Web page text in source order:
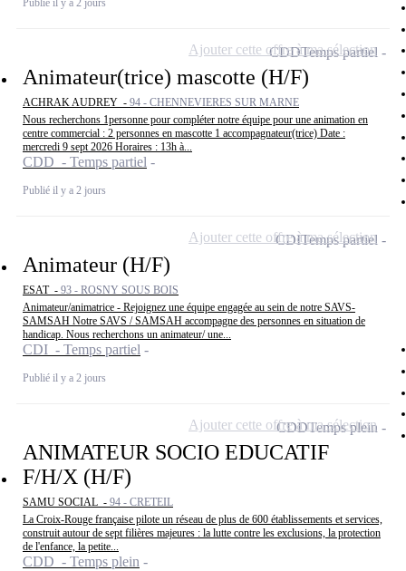
Publié il y a 2 jours
Animateur(trice) mascotte (H/F)
ACHRAK AUDREY - 94 - CHENNEVIERES SUR MARNE
Nous recherchons 1personne pour compléter notre équipe pour une animation en
centre commercial : 2 personnes en mascotte 1 accompagnateur(trice) Date :
mercredi 9 sept 2026 Horaires : 13h à...
CDD - Temps partiel
Publié il y a 2 jours
CDDTemps partiel
Ajouter cette offre à ma sélection
Animateur (H/F)
ESAT - 93 - ROSNY SOUS BOIS
Animateur/animatrice - Rejoignez une équipe engagée au sein de notre SAVS-
SAMSAH Notre SAVS / SAMSAH accompagne des personnes en situation de
handicap. Nous recherchons un animateur/ une...
CDI - Temps partiel
Publié il y a 2 jours
CDITemps partiel
Ajouter cette offre à ma sélection
ANIMATEUR SOCIO EDUCATIF
F/H/X (H/F)
SAMU SOCIAL - 94 - CRETEIL
La Croix-Rouge française pilote un réseau de plus de 600 établissements et services,
construit autour de sept filières majeures : la lutte contre les exclusions, la protection
de l'enfance, la petite...
CDD - Temps plein
CDDTemps plein
Ajouter cette offre à ma sélection